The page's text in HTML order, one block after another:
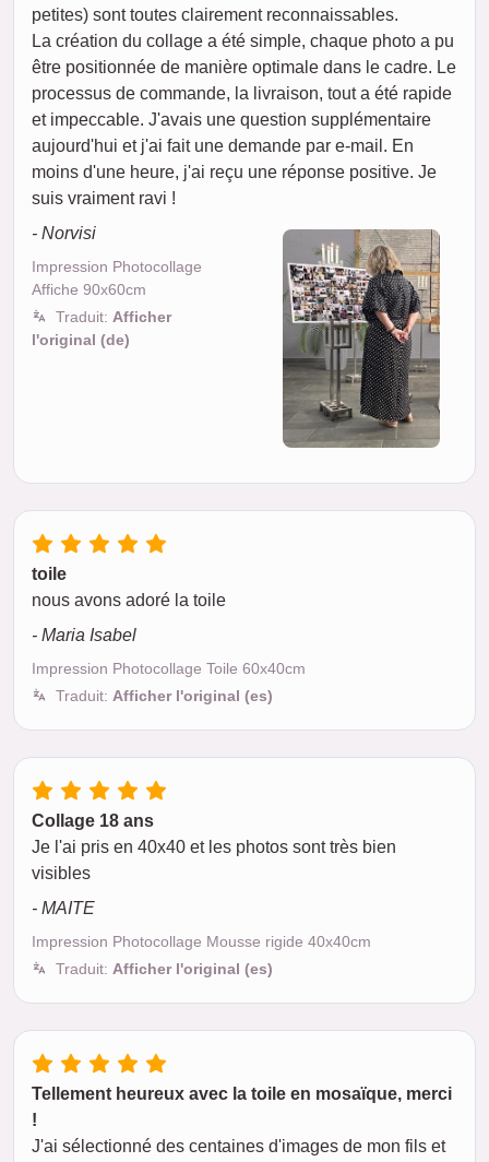
petites) sont toutes clairement reconnaissables.
La création du collage a été simple, chaque photo a pu
être positionnée de manière optimale dans le cadre. Le
processus de commande, la livraison, tout a été rapide
et impeccable. J'avais une question supplémentaire
aujourd'hui et j'ai fait une demande par e-mail. En
moins d'une heure, j'ai reçu une réponse positive. Je
suis vraiment ravi !
- Norvisi
Impression Photocollage
Affiche 90x60cm
Traduit: Afficher
l'original (de)
toile
nous avons adoré la toile
- Maria Isabel
Impression Photocollage Toile 60x40cm
Traduit: Afficher l'original (es)
Collage 18 ans
Je l'ai pris en 40x40 et les photos sont très bien
visibles
- MAITE
Impression Photocollage Mousse rigide 40x40cm
Traduit: Afficher l'original (es)
Tellement heureux avec la toile en mosaïque, merci
!
J'ai sélectionné des centaines d'images de mon fils et